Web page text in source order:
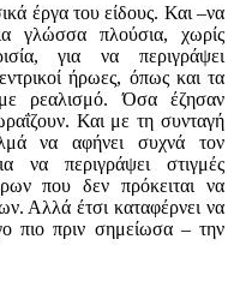
έργα του είδους. Και –να
γλώσσα πλούσια, χωρίς
για να περιγράψει
ήρωες, όπως και τα
ρεαλισμό. Όσα έζησαν
Και με τη συνταγή
να αφήνει συχνά τον
να περιγράψει στιγμές
που δεν πρόκειται να
Αλλά έτσι καταφέρνει να
πιο πριν σημείωσα – την